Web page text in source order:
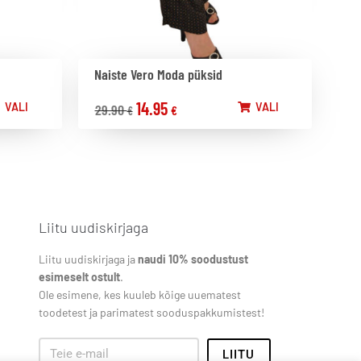
VALI
Naiste Vero Moda püksid
29.90€ 14.95 € VALI
Liitu uudiskirjaga
Liitu uudiskirjaga janaudi 10% soodustust
esimeselt ostult.
Ole esimene, kes kuuleb kõige uuematest
toodetest ja parimatest sooduspakkumistest!
LIITU